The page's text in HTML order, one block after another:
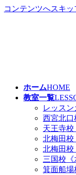
コンテンツへスキッ
ホームHOME
教室一覧
レッス
西宮北口
天王寺校
北梅田校
北梅田校
三国校《
箕面船場